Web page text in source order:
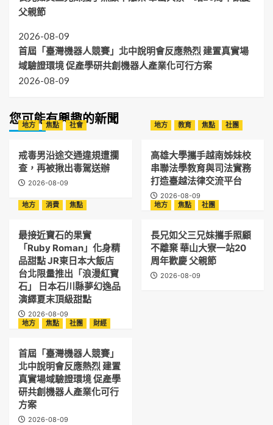
父親節
2026-08-09
首屆「臺灣機器人競賽」北中說明會反應熱烈 建置真實場
域驗證環境 促產學研共創機器人產業化可行方案
2026-08-09
您可能有興趣的新聞
地方 焦點 社會
戒毒男沿途交通違規遭攔
查，再被揪出毒駕送辦
2026-08-09
地方 教育 焦點 社團
高雄大學攜手越南姊妹校
串聯法學教育與司法實務
打造臺越法律交流平台
2026-08-09
地方
消費 焦點
最接近寶石的果實
「Ruby Roman」化身精
品甜點 JR東日本大飯店
台北限量推出「浪漫紅寶
石」 日本石川縣夢幻逸品
演繹夏末頂級甜點
2026-08-09
地方 焦點 社團
長兄如父三兄妹攜手照顧
不離棄 華山大寮一站20
周年歡慶 父親節
2026-08-09
地方 焦點 社團 財經
首屆「臺灣機器人競賽」
北中說明會反應熱烈 建置
真實場域驗證環境 促產學
研共創機器人產業化可行
方案
2026-08-09